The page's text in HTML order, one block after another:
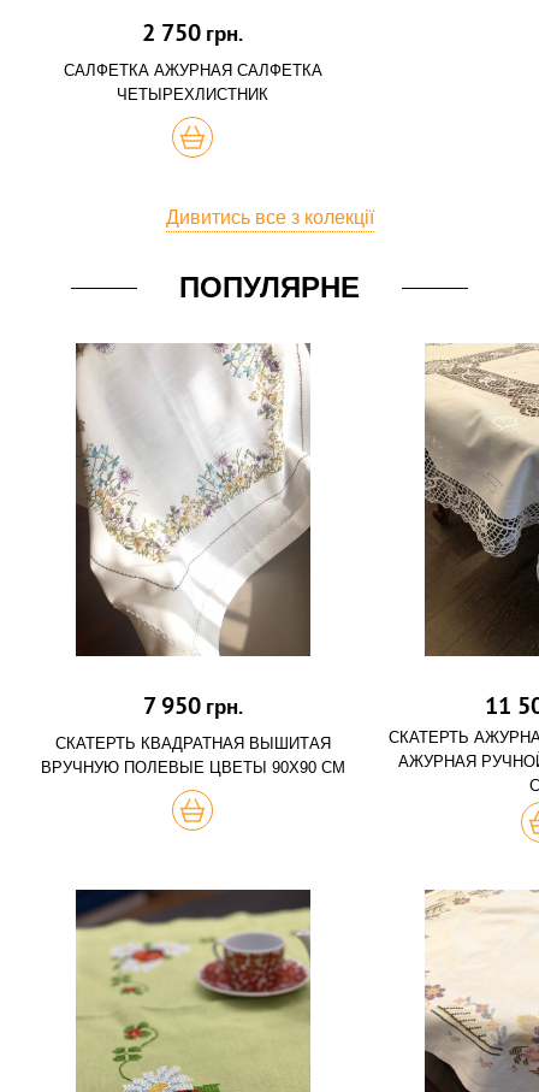
2 750 грн.
САЛФЕТКА АЖУРНАЯ САЛФЕТКА
ЧЕТЫРЕХЛИСТНИК
КУПИТЬ
Дивитись все з колекції
ПОПУЛЯРНЕ
7 950грн.
СКАТЕРТЬ КВАДРАТНАЯ ВЫШИТАЯ
ВРУЧНУЮ ПОЛЕВЫЕ ЦВЕТЫ 90Х90 СМ
КУПИТЬ
11
СКАТЕРТЬ
АЖУРНАЯ